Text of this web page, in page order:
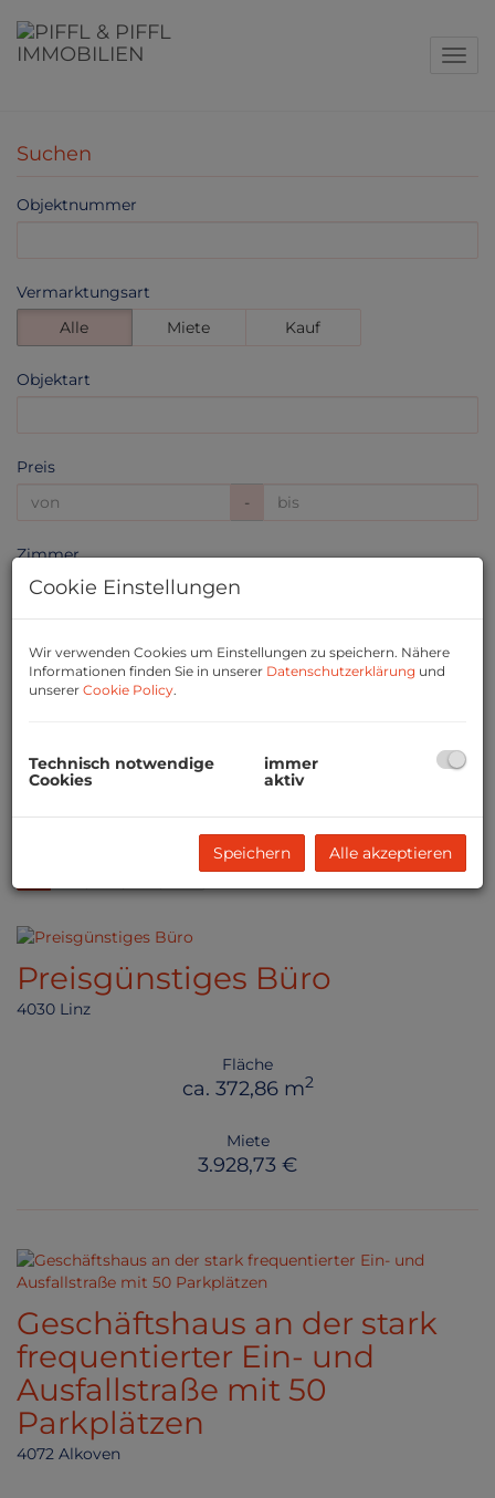
Suchen
Objektnummer
Vermarktungsart
Alle
Miete Kauf
Objektart
Preis
-
Zimmer
-
Filter zurücksetzen
Suchen
Preisgünstiges Büro
4030 Linz
Fläche
ca. 372,86 m2
Miete
3.928,73 €
Geschäftshaus an der stark
frequentierter Ein- und
Ausfallstraße mit 50
Parkplätzen
4072 Alkoven
Cookie Einstellungen
Wir verwenden Cookies um Einstellungen zu speichern. Nähere
Informationen finden Sie in unserer Datenschutzerklärung und
unserer Cookie Policy.
Technisch notwendige
Cookies
immer
aktiv
Speichern Alle akzeptieren